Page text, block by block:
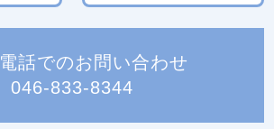
電話でのお問い合わせ
046-833-8344